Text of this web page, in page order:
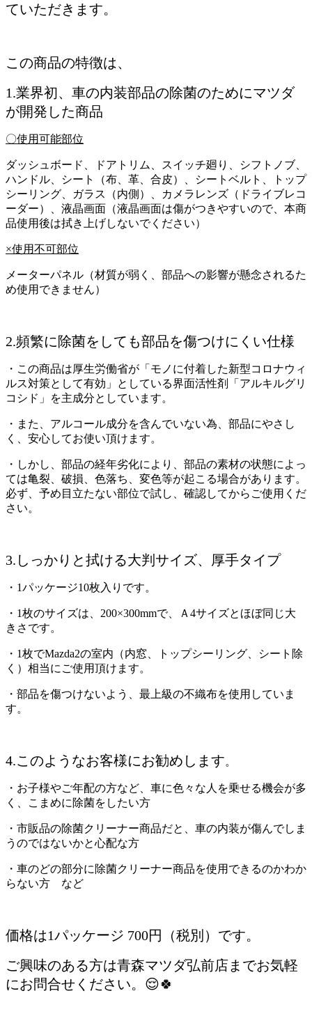
ていただきます。
この商品の特徴は、
1.業界初、車の内装部品の除菌のためにマツダ
が開発した商品
〇使用可能部位
ダッシュボード、ドアトリム、スイッチ廻り、シフトノブ、
ハンドル、シート（布、革、合皮）、シートベルト、トップ
シーリング、ガラス（内側）、カメラレンズ（ドライブレコ
ーダー）、液晶画面（液晶画面は傷がつきやすいので、本商
品使用後は拭き上げしないでください）
×使用不可部位
メーターパネル（材質が弱く、部品への影響が懸念されるた
め使用できません）
2.頻繁に除菌をしても部品を傷つけにくい仕様
・この商品は厚生労働省が「モノに付着した新型コロナウィ
ルス対策として有効」としている界面活性剤「アルキルグリ
コシド」を主成分としています。
・また、アルコール成分を含んでいない為、部品にやさし
く、安心してお使い頂けます。
・しかし、部品の経年劣化により、部品の素材の状態によっ
ては亀裂、破損、色落ち、変色等が起こる場合があります。
必ず、予め目立たない部位で試し、確認してからご使用くだ
さい。
3.しっかりと拭ける大判サイズ、厚手タイプ
・1パッケージ10枚入りです。
・1枚のサイズは、200×300mmで、Ａ4サイズとほぼ同じ大
きさです。
・1枚でMazda2の室内（内窓、トップシーリング、シート除
く）相当にご使用頂けます。
・部品を傷つけないよう、最上級の不織布を使用していま
す。
4.このようなお客様にお勧めします。
・お子様やご年配の方など、車に色々な人を乗せる機会が多
く、こまめに除菌をしたい方
・市販品の除菌クリーナー商品だと、車の内装が傷んでしま
うのではないかと心配な方
・車のどの部分に除菌クリーナー商品を使用できるのかわか
らない方 など
価格は1パッケージ 700円（税別）です。
ご興味のある方は青森マツダ弘前店までお気軽
にお問合せください。😌🍀